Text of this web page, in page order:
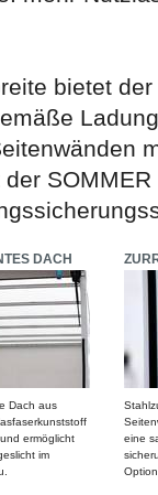
bietet
DACH
Dach aus
ermöglicht
im
eine